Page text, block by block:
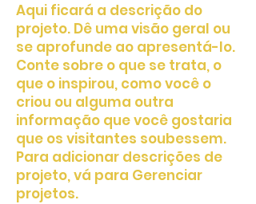
Aqui ficará a descrição do
projeto. Dê uma visão geral ou
se aprofunde ao apresentá-lo.
Conte sobre o que se trata, o
que o inspirou, como você o
criou ou alguma outra
informação que você gostaria
que os visitantes soubessem.
Para adicionar descrições de
projeto, vá para Gerenciar
projetos.